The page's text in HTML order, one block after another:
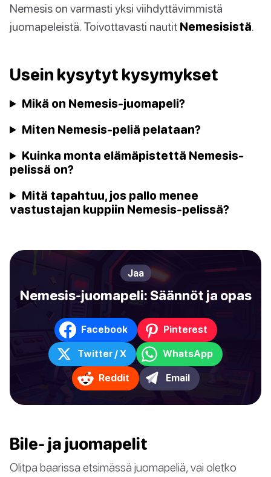
Nemesis on varmasti yksi viihdyttävimmistä
juomapeleistä. Toivottavasti nautit Nemesisistä.
Usein kysytyt kysymykset
Mikä on Nemesis-juomapeli?
Miten Nemesis-peliä pelataan?
Kuinka monta elämäpistettä Nemesis-
pelissä on?
Mitä tapahtuu, jos pallo menee
vastustajan kuppiin Nemesis-pelissä?
Jaa
Nemesis-juomapeli: Säännöt ja opas
Facebook Pinterest
Twitter / X WhatsApp
Reddit Email
Bile- ja juomapelit
Olitpa baarissa etsimässä juomapeliä, vai oletko